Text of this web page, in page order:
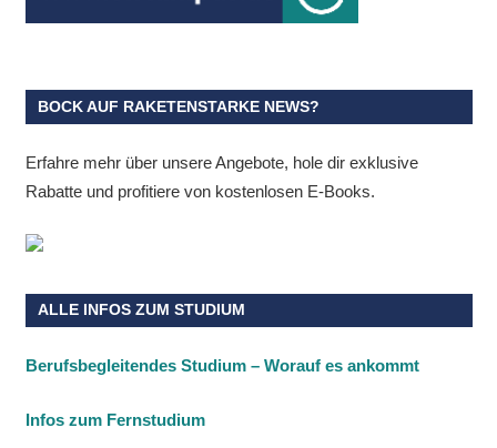
BOCK AUF RAKETENSTARKE NEWS?
Erfahre mehr über unsere Angebote, hole dir exklusive
Rabatte und profitiere von kostenlosen E-Books.
ALLE INFOS ZUM STUDIUM
Berufsbegleitendes Studium – Worauf es ankommt
Infos zum Fernstudium